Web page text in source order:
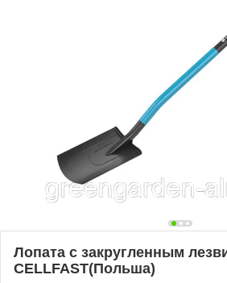
Лопата с закругленным
CELLFAST(Польша)